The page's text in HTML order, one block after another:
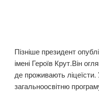
Пізніше президент
імені Героїв Крут.Він
де проживають
загальноосвітню